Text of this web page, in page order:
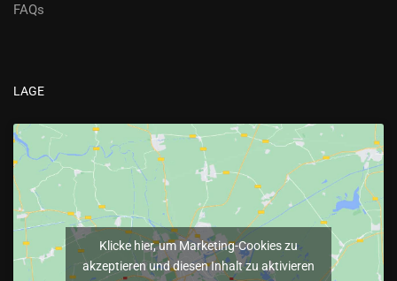
FAQs
LAGE
Klicke hier, um Marketing-Cookies zu
akzeptieren und diesen Inhalt zu aktivieren